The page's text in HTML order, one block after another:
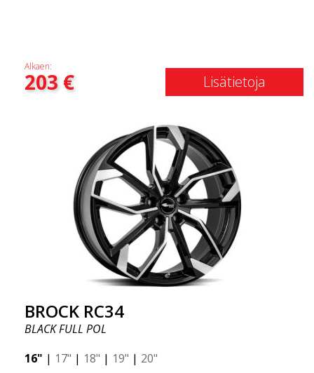
Alkaen:
203€ Lisätietoja
BROCK RC34
BLACK FULL POL
16" | 17" | 18" | 19" | 20"